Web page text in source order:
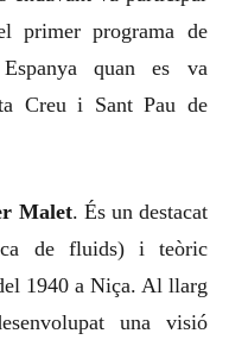
primer programa de
quan es va
Creu i Sant Pau de
Malet. És un destacat
de fluids) i teòric
1940 a Niça. Al llarg
una visió